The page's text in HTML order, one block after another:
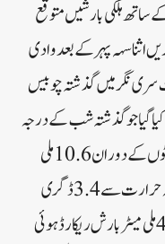
ساتھ ہلکی بارشیں متوقع
ہے۔دریں اثنا سہہ پہر کے بعد وادی
سری نگر میں گذشتہ چوبیس
درجہ حرارت11.4 ڈگری سینٹی گریڈ ریکارڈ کیا گیا جو گذشتہ شب کے درجہ
حرارت سے 1.1 ڈگری سینٹی گریڈ کم درج ہوا ہے۔وادی کے شہرہ آفاق سیاحتی مقام گلمرگ میں گذشتہ چوبیس گھنٹوں کے دوران10.6 ملی
میٹر بارش ریکارڈ ہوئی ہے جبکہ کم سے کم درجہ حرارت3.2 ڈگری سینٹی گریڈ ریکارڈ کیا گیا جو گذشتہ شب کے درجہ حرارت سے 3.4 ڈگری
سینٹی گریڈ کم ریکارڈ ہوا ہے۔وادی کے دوسرے مشہور سیاحتی مقام پہلگام میں گذشتہ چوبیس گھنٹوں کے دوران 4.7 ملی میٹر بارش ریکارڈ ہوئی